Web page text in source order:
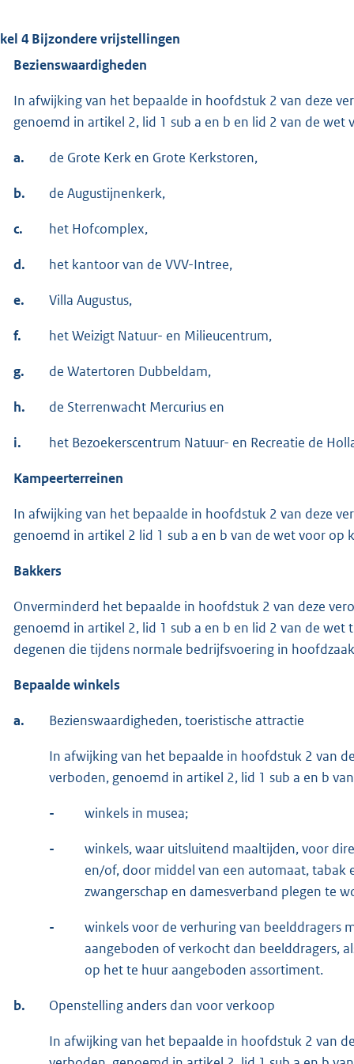
4 Bijzondere vrijstellingen
Bezienswaardigheden
In afwijking van het bepaalde in hoofdstuk 2 van deze
genoemd in artikel 2, lid 1 sub a en b en lid 2 van de wet
a. de Grote Kerk en Grote Kerkstoren,
b. de Augustijnenkerk,
c. het Hofcomplex,
d. het kantoor van de VVV-Intree,
e. Villa Augustus,
f. het Weizigt Natuur- en Milieucentrum,
g. de Watertoren Dubbeldam,
h. de Sterrenwacht Mercurius en
i. het Bezoekerscentrum Natuur- en Recreatie de
Kampeerterreinen
In afwijking van het bepaalde in hoofdstuk 2 van deze
genoemd in artikel 2 lid 1 sub a en b van de wet voor op
Bakkers
Onverminderd het bepaalde in hoofdstuk 2 van deze
genoemd in artikel 2, lid 1 sub a en b en lid 2 van de
degenen die tijdens normale bedrijfsvoering in
Bepaalde winkels
a. Bezienswaardigheden, toeristische attractie
In afwijking van het bepaalde in hoofdstuk 2 van
verboden, genoemd in artikel 2, lid 1 sub a en b
- winkels in musea;
-
winkels, waar uitsluitend maaltijden, voor
en/of, door middel van een automaat,
zwangerschap en damesverband plegen te
-
winkels voor de verhuring van beelddragers
aangeboden of verkocht dan beelddragers,
op het te huur aangeboden assortiment.
b. Openstelling anders dan voor verkoop
In afwijking van het bepaalde in hoofdstuk 2 van